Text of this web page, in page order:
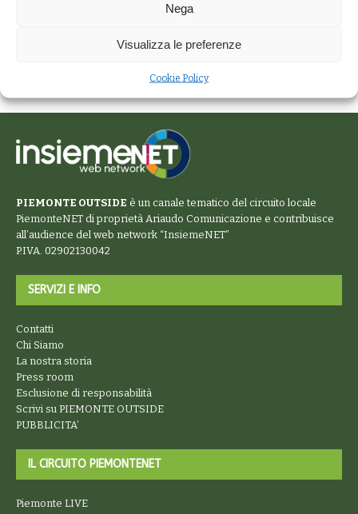
Nega
Visualizza le preferenze
Cookie Policy
PIEMONTE OUTSIDE è un canale tematico del circuito locale
PiemonteNET di proprietà Ariaudo Comunicazione e contribuisce
all’audience del web network “InsiemeNET”
P.IVA. 02902130042
SERVIZI E INFO
Contatti
Chi Siamo
La nostra storia
Press room
Esclusione di responsabilità
Scrivi su PIEMONTE OUTSIDE
PUBBLICITA’
IL CIRCUITO PIEMONTENET
Piemonte LIVE